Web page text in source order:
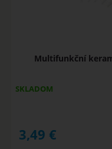
Multifunkční
SKLADOM
3,49 €